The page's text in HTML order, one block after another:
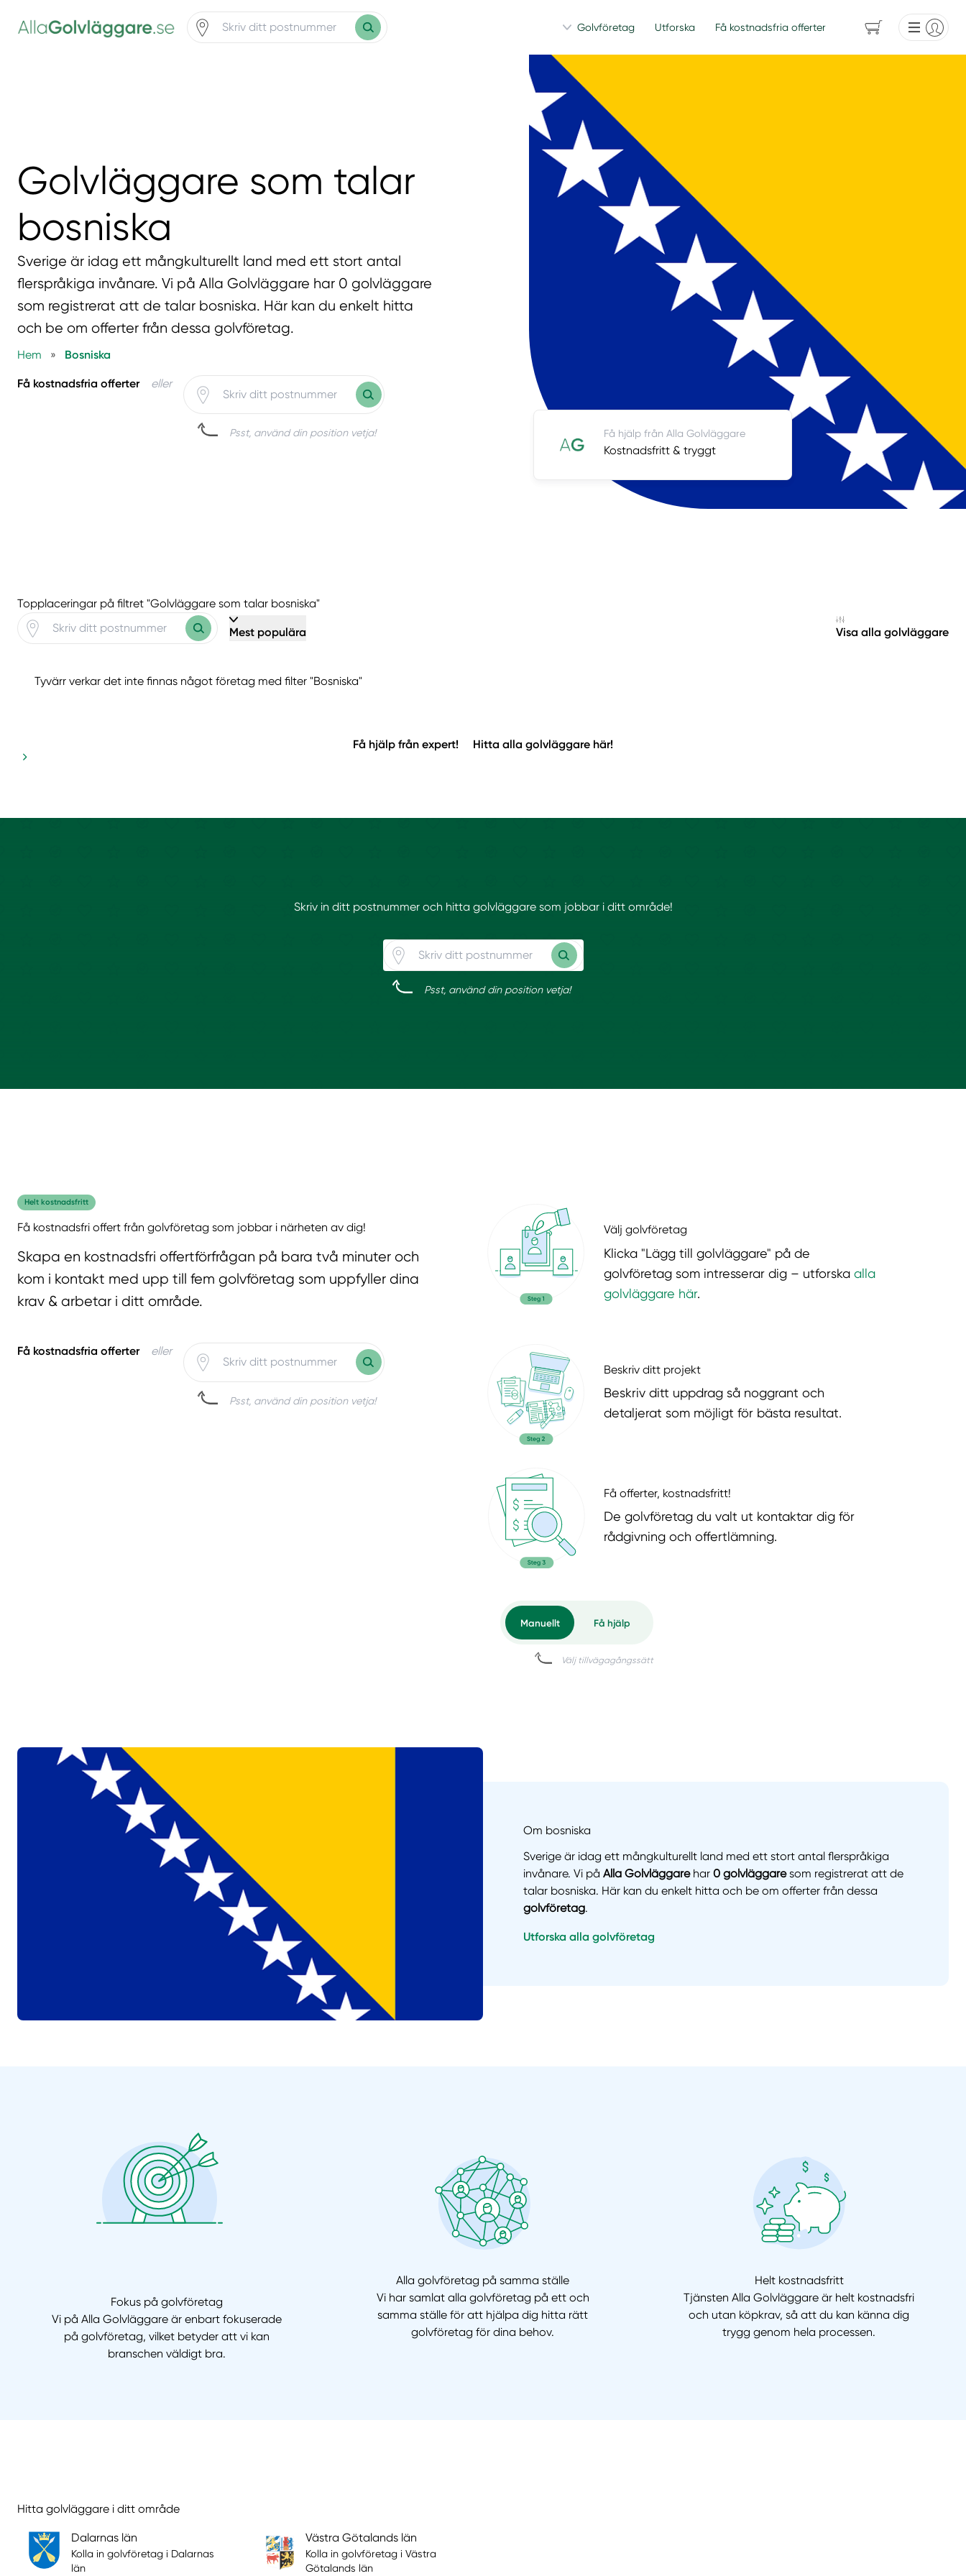
Golvföretag Utforska Få kostnadsfria offerter
Golvläggare som talar
bosniska
Sverige är idag ett mångkulturellt land med ett stort antal
flerspråkiga invånare. Vi på Alla Golvläggare har 0 golvläggare
som registrerat att de talar bosniska. Här kan du enkelt hitta
och be om offerter från dessa golvföretag.
Hem » Bosniska
Få kostnadsfria offerter eller
Psst, använd din position vetja! Få hjälp från Alla Golvläggare
Kostnadsfritt & tryggt
Topplaceringar på filtret "Golvläggare som talar bosniska"
Mest populära Visa alla golvläggare
Tyvärr verkar det inte finnas något företag med filter "Bosniska"
Få hjälp från expert! Hitta alla golvläggare här!
Skriv in ditt postnummer och hitta golvläggare som jobbar i ditt område!
Psst, använd din position vetja!
Helt kostnadsfritt
Få kostnadsfri offert från golvföretag som jobbar i närheten av dig!
Skapa en kostnadsfri offertförfrågan på bara två minuter och
kom i kontakt med upp till fem golvföretag som uppfyller dina
krav & arbetar i ditt område.
Få kostnadsfria offerter eller
Psst, använd din position vetja!
Välj golvföretag
Klicka "Lägg till golvläggare" på de
golvföretag som intresserar dig – utforska alla
golvläggare här.
Beskriv ditt projekt
Beskriv ditt uppdrag så noggrant och
detaljerat som möjligt för bästa resultat.
Få offerter, kostnadsfritt!
De golvföretag du valt ut kontaktar dig för
rådgivning och offertlämning.
Om bosniska
Sverige är idag ett mångkulturellt land med ett stort antal flerspråkiga
invånare. Vi på Alla Golvläggare har 0 golvläggaresom registrerat att de
talar bosniska. Här kan du enkelt hitta och be om offerter från dessa
golvföretag.
Utforska alla golvföretag
Fokus på golvföretag
Vi på Alla Golvläggare är enbart fokuserade
på golvföretag, vilket betyder att vi kan
branschen väldigt bra.
Alla golvföretag på samma ställe
Vi har samlat alla golvföretag på ett och
samma ställe för att hjälpa dig hitta rätt
golvföretag för dina behov.
Helt kostnadsfritt
Tjänsten Alla Golvläggare är helt kostnadsfri
och utan köpkrav, så att du kan känna dig
trygg genom hela processen.
Hitta golvläggare i ditt område
Dalarnas län
Kolla in golvföretag i Dalarnas
län
Västra Götalands län
Kolla in golvföretag i Västra
Götalands län